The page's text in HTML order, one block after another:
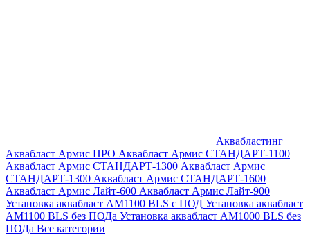
Аквабластинг
Аквабласт Армис ПРО Аквабласт Армис СТАНДАРТ-1100
Аквабласт Армис СТАНДАРТ-1300 Аквабласт Армис
СТАНДАРТ-1300 Аквабласт Армис СТАНДАРТ-1600
Аквабласт Армис Лайт-600 Аквабласт Армис Лайт-900
Установка аквабласт AM1100 BLS с ПОД Установка аквабласт
AM1100 BLS без ПОДа Установка аквабласт AM1000 BLS без
ПОДа Все категории